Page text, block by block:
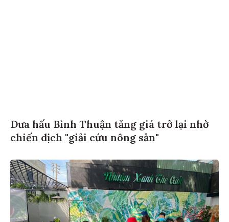
Dưa hấu Bình Thuận tăng giá trở lại nhờ
chiến dịch "giải cứu nông sản"